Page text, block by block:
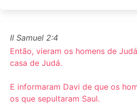
II Samuel 2:4
Então, vieram os homens de
casa de Judá.
E informaram Davi de que os
os que sepultaram Saul.